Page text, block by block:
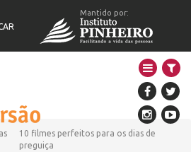
Mantido por:
10 filmes perfeitos para os dias de
preguiça